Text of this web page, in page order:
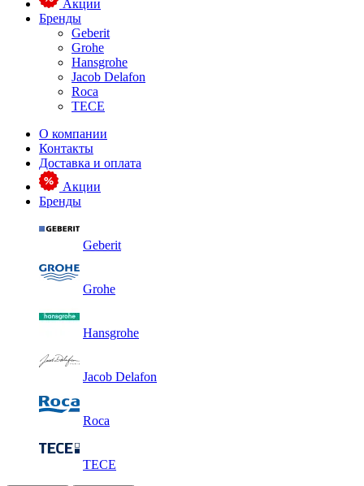
Акции
Бренды
Geberit
Grohe
Hansgrohe
Jacob Delafon
Roca
TECE
О компании
Контакты
Доставка и оплата
Акции
Бренды
Geberit
Grohe
Hansgrohe
Jacob Delafon
Roca
TECE